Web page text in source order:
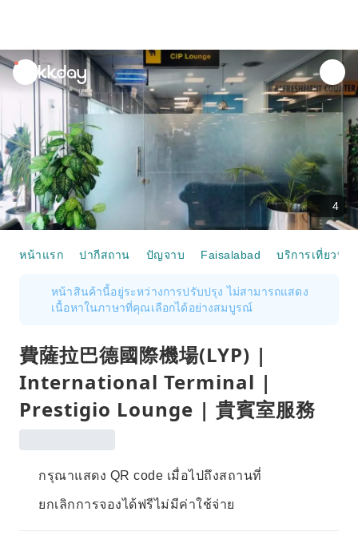
unread
notifications
4
หน้าแรก ปากีสถาน ปัญจาบ Faisalabad บริการเที่ยวบิน
หน้าสินค้านี้อยู่ระหว่างการปรับปรุง ไม่สามารถแสดง
เนื้อหาในภาษาที่คุณเลือกได้อย่างสมบูรณ์
費薩拉巴德國際機場(LYP) |
International Terminal |
Prestigio Lounge | 貴賓室服務
กรุณาแสดง QR code เมื่อไปถึงสถานที่
ยกเลิกการจองได้ฟรีไม่มีค่าใช้จ่าย